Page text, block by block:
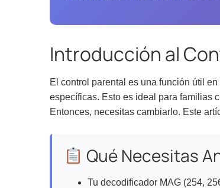
Introducción al
El control parental es una función útil
específicas. Esto es ideal para familias
Entonces, necesitas cambiarlo. Este
Qué Necesitas
Tu decodificador MAG (254,